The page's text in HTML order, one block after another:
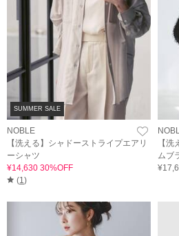
SUMMER SALE
NOBLE
【洗える】シャドーストライプエアリ
ーシャツ
¥14,630 30%OFF
(1 )
【
ムブ